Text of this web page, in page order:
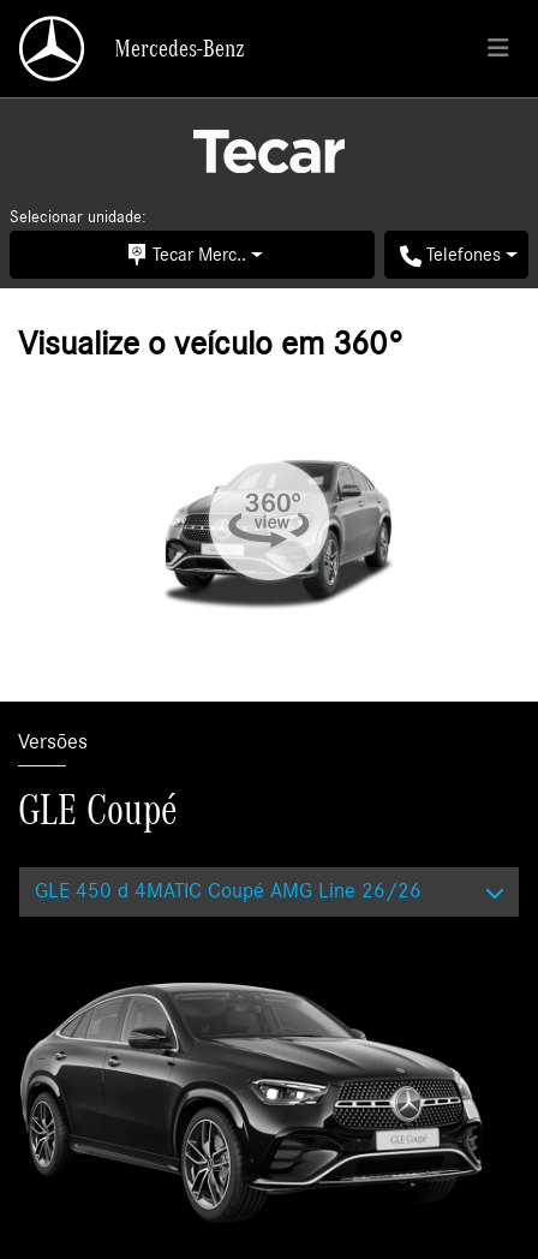
Mercedes-Benz
Selecionar unidade:
Tecar Merc.. Telefones
Visualize o veículo em 360°
Versões
GLE Coupé
GLE 450 d 4MATIC Coupé AMG Line 26/26
Mercedes-Benz